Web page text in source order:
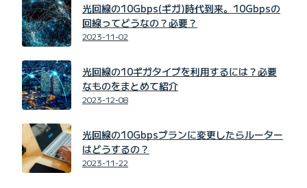
光回線の10Gbps(ギガ)時代到来。10Gbpsの
回線ってどうなの？必要？
2023-11-02
光回線の10ギガタイプを利用するには？必要
なものをまとめて紹介
2023-12-08
光回線の10Gbpsプランに変更したらルーター
はどうするの？
2023-11-22